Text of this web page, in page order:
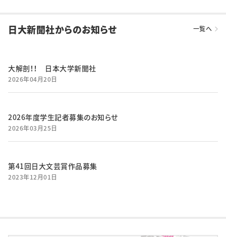
日大新聞社からのお知らせ 一覧へ
大解剖！！ 日本大学新聞社
2026年04月20日
2026年度学生記者募集のお知らせ
2026年03月25日
第41回日大文芸賞作品募集
2023年12月01日